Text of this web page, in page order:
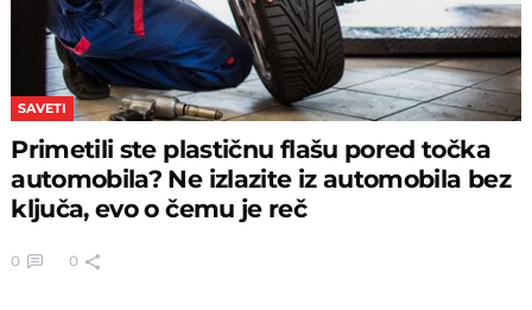
SAVETI
Primetili ste plastičnu flašu pored točka
automobila? Ne izlazite iz automobila bez
ključa, evo o čemu je reč
0 0